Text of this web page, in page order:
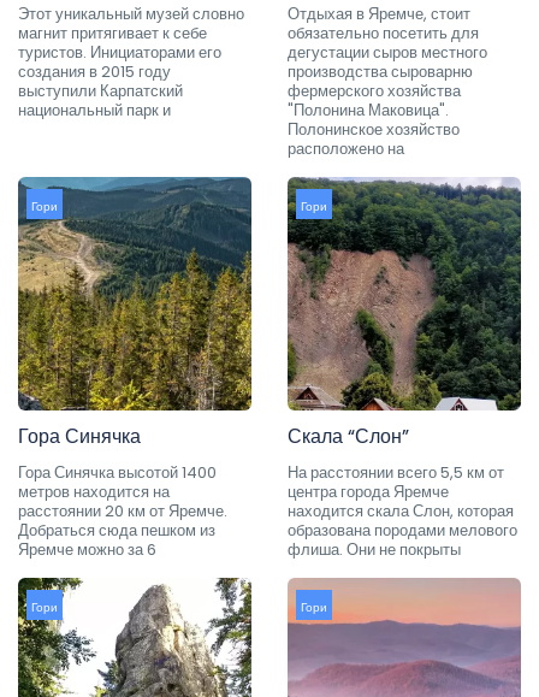
Этот уникальный музей словно
магнит притягивает к себе
туристов. Инициаторами его
создания в 2015 году
выступили Карпатский
национальный парк и
Отдыхая в Яремче, стоит
обязательно посетить для
дегустации сыров местного
производства сыроварню
фермерского хозяйства
"Полонина Маковица".
Полонинское хозяйство
расположено на
Гори
Гора Синячка
Гора Синячка высотой 1400
метров находится на
расстоянии 20 км от Яремче.
Добраться сюда пешком из
Яремче можно за 6
Гори
Скала “Слон”
На расстоянии всего 5,5 км от
центра города Яремче
находится скала Слон, которая
образована породами мелового
флиша. Они не покрыты
Гори Гори